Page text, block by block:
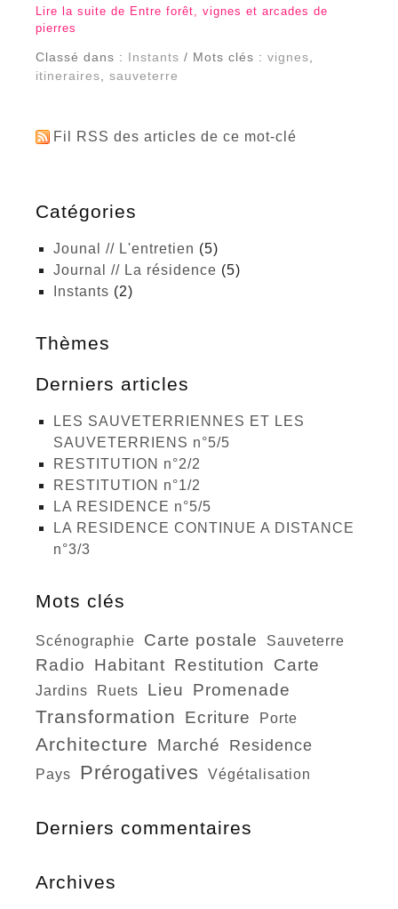
Lire la suite de Entre forêt, vignes et arcades de
pierres
Classé dans : Instants / Mots clés : vignes
itineraires
sauveterre
Fil RSS des articles de ce mot-clé
Catégories
Jounal // L'entretien (5)
Journal // La résidence (5)
Instants (2)
Thèmes
Derniers articles
LES SAUVETERRIENNES ET LES
SAUVETERRIENS n°5/5
RESTITUTION n°2/2
RESTITUTION n°1/2
LA RESIDENCE n°5/5
LA RESIDENCE CONTINUE A DISTANCE
n°3/3
Mots clés
scénographie carte postale sauveterre
radio habitant restitution carte
jardins ruets lieu promenade
transformation ecriture porte
architecture marché residence
pays prérogatives végétalisation
Derniers commentaires
Archives